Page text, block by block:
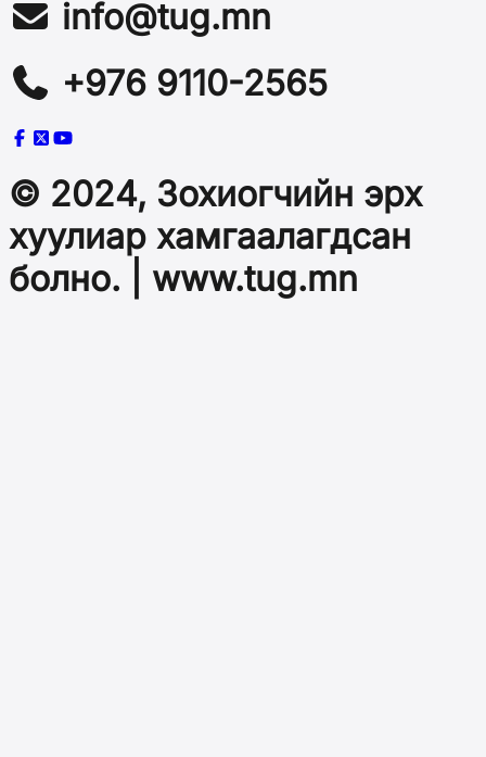
info@tug.mn
+976 9110-2565
© 2024, Зохиогчийн эрх
хуулиар хамгаалагдсан
болно. | www.tug.mn